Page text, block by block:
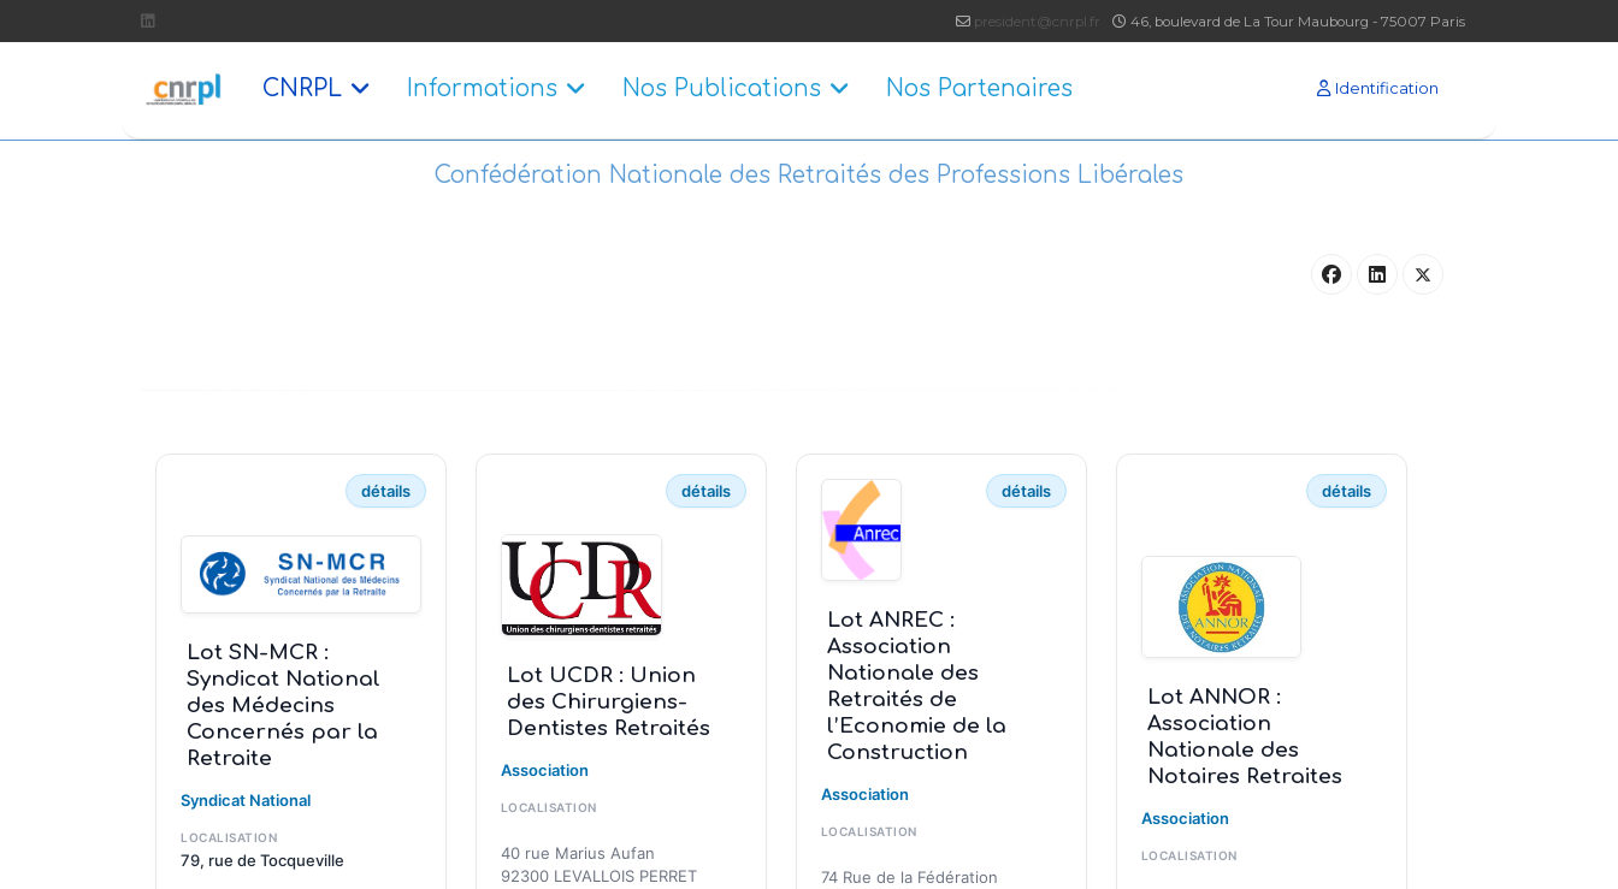
president@cnrpl.fr 46, boulevard de La Tour Maubourg - 75007 Paris
CNRPL Informations Nos Publications Nos Partenaires Identification
Confédération Nationale des Retraités des Professions Libérales
détails
Lot SN-MCR :
Syndicat National
des Médecins
Concernés par la
Retraite
Syndicat National
LOCALISATION
79, rue de Tocqueville
détails
Lot UCDR : Union
des Chirurgiens-
Dentistes Retraités
Association
LOCALISATION
40 rue Marius Aufan
92300 LEVALLOIS PERRET
détails
Lot ANREC :
Association
Nationale des
Retraités de
l’Economie de la
Construction
Association
LOCALISATION
74 Rue de la Fédération
détails
Lot ANNOR :
Association
Nationale des
Notaires Retraites
Association
LOCALISATION